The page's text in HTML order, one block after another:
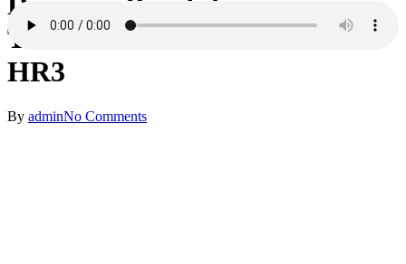
Trauerredners – Bericht auf
HR3
By adminNo Comments